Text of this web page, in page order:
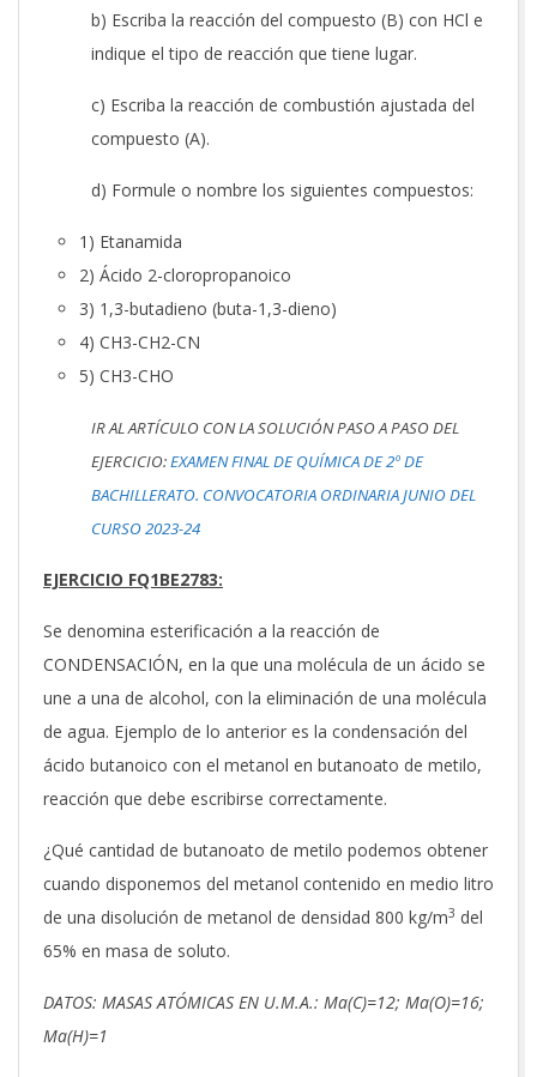
b) Escriba la reacción del compuesto (B) con HCl e
indique el tipo de reacción que tiene lugar.
c) Escriba la reacción de combustión ajustada del
compuesto (A).
d) Formule o nombre los siguientes compuestos:
1) Etanamida
2) Ácido 2-cloropropanoico
3) 1,3-butadieno (buta-1,3-dieno)
4) CH3-CH2-CN
5) CH3-CHO
IR AL ARTÍCULO CON LA SOLUCIÓN PASO A PASO DEL
EJERCICIO:EXAMEN FINAL DE QUÍMICA DE 2º DE
BACHILLERATO. CONVOCATORIA ORDINARIA JUNIO DEL
CURSO 2023-24
EJERCICIO FQ1BE2783:
Se denomina esterificación a la reacción de
CONDENSACIÓN, en la que una molécula de un ácido se
une a una de alcohol, con la eliminación de una molécula
de agua. Ejemplo de lo anterior es la condensación del
ácido butanoico con el metanol en butanoato de metilo,
reacción que debe escribirse correctamente.
¿Qué cantidad de butanoato de metilo podemos obtener
cuando disponemos del metanol contenido en medio litro
de una disolución de metanol de densidad 800 kg/m3 del
65% en masa de soluto.
DATOS: MASAS ATÓMICAS EN U.M.A.: Ma(C)=12; Ma(O)=16;
Ma(H)=1